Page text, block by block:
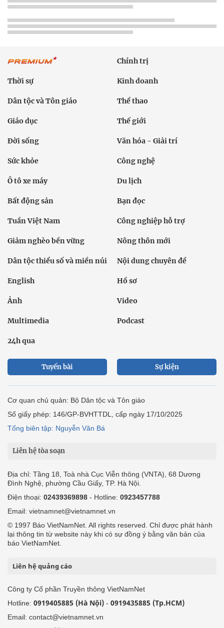
Chính trị
Thời sự Kinh doanh
Dân tộc và Tôn giáo Thể thao
Giáo dục Thế giới
Đời sống Văn hóa - Giải trí
Sức khỏe Công nghệ
Ô tô xe máy Du lịch
Bất động sản Bạn đọc
Tuần Việt Nam Công nghiệp hỗ trợ
Giảm nghèo bền vững Nông thôn mới
Dân tộc thiểu số và miền núi Nội dung chuyên đề
English Hồ sơ
Ảnh Video
Multimedia Podcast
24h qua
Tuyến bài Sự kiện
Cơ quan chủ quản: Bộ Dân tộc và Tôn giáo
Số giấy phép: 146/GP-BVHTTDL, cấp ngày 17/10/2025
Tổng biên tập: Nguyễn Văn Bá
Liên hệ tòa soạn
Địa chỉ: Tầng 18, Toà nhà Cục Viễn thông (VNTA), 68 Dương
Đình Nghệ, phường Cầu Giấy, TP. Hà Nội.
Điện thoại: 02439369898 - Hotline: 0923457788
Email: vietnamnet@vietnamnet.vn
© 1997 Báo VietNamNet. All rights reserved. Chỉ được phát hành
lại thông tin từ website này khi có sự đồng ý bằng văn bản của
báo VietNamNet.
Liên hệ quảng cáo
Công ty Cổ phần Truyền thông VietNamNet
Hotline: 0919405885 (Hà Nội) - 0919435885 (Tp.HCM)
Email: contact@vietnamnet.vn